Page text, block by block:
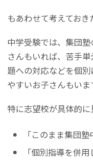
もあわせて考えておき
中学受験では、集団
さんもいれば、苦手
題への対応などを個
やすいお子さんもいま
特に志望校が具体的に
「このまま集団
「個別指導を併